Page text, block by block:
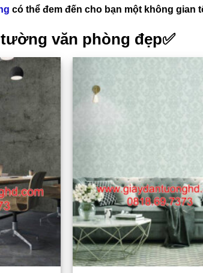
có thể đem đến cho bạn một không gian
văn phòng đẹp✅